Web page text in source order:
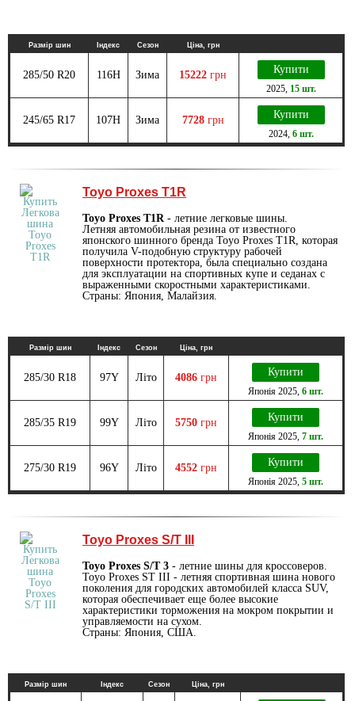
Размір шин Індекс Сезон Ціна, грн
285/50 R20 116H Зима 15222 грн Купити
2025, 15 шт.
245/65 R17 107H Зима 7728 грн Купити
2024, 6 шт.
Toyo Proxes T1R
Toyo Proxes T1R - летние легковые шины.
Летняя автомобильная резина от известного
японского шинного бренда Toyo Proxes T1R, которая
получила V-подобную структуру рабочей
поверхности протектора, была специально создана
для эксплуатации на спортивных купе и седанах с
выраженными скоростными характеристиками.
Страны: Япония, Малайзия.
Размір шин Індекс Сезон Ціна, грн
285/30 R18 97Y Літо 4086 грн Купити
Японія 2025 6 шт.
285/35 R19 99Y Літо 5750 грн Купити
Японія 2025 7 шт.
275/30 R19 96Y Літо 4552 грн Купити
Японія 2025 5 шт.
Toyo Proxes S/T III
Toyo Proxes S/T 3 - летние шины для кроссоверов.
Toyo Proxes ST III - летняя спортивная шина нового
поколения для городских автомобилей класса SUV,
которая обеспечивает еще более высокие
характеристики торможения на мокром покрытии и
управляемости на сухом.
Страны: Япония, США.
Размір шин Індекс Сезон Ціна, грн